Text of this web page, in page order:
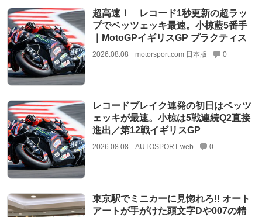
超高速！ レコード1秒更新の超ラッ
プでベッツェッキ最速。小椋藍5番手
｜MotoGPイギリスGP プラクティス
2026.08.08 motorsport.com 日本版 0
レコードブレイク連発の初日はベッツ
ェッキが最速。小椋は5戦連続Q2直接
進出／第12戦イギリスGP
2026.08.08 AUTOSPORT web 0
東京駅でミニカーに見惚れろ!! オート
アートが手がけた頭文字Dや007の精